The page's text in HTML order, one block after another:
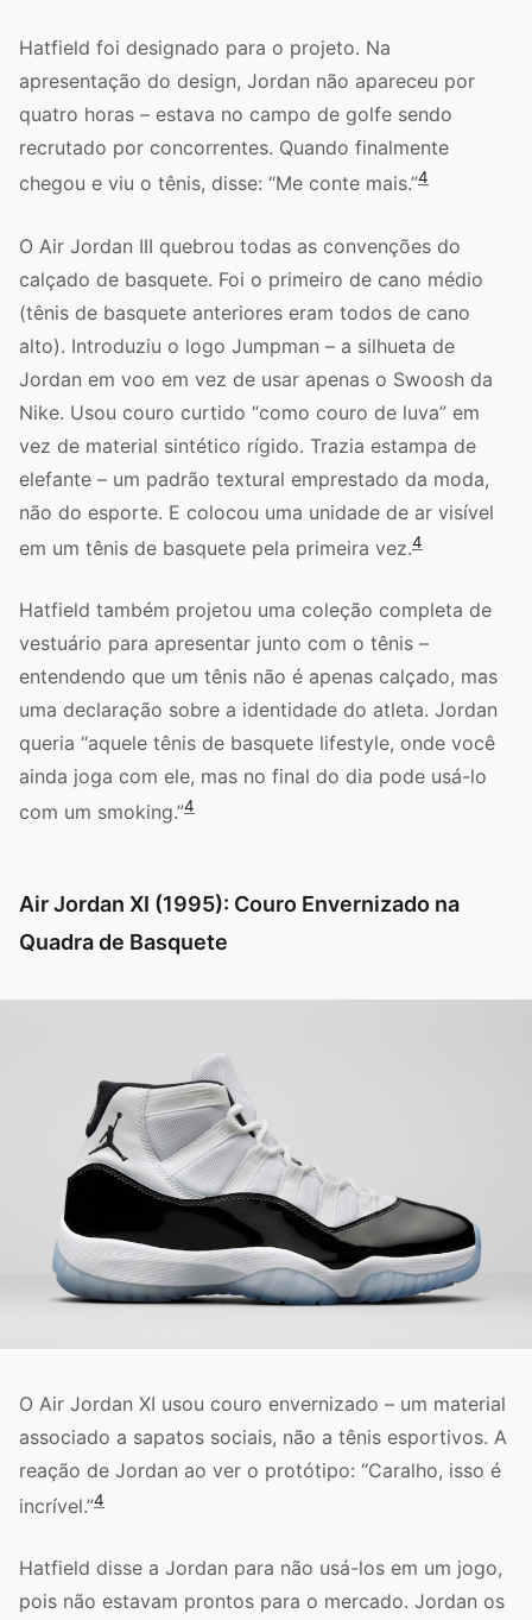
Hatfield foi designado para o projeto. Na
apresentação do design, Jordan não apareceu por
quatro horas – estava no campo de golfe sendo
recrutado por concorrentes. Quando finalmente
chegou e viu o tênis, disse: “Me conte mais.”4
O Air Jordan III quebrou todas as convenções do
calçado de basquete. Foi o primeiro de cano médio
(tênis de basquete anteriores eram todos de cano
alto). Introduziu o logo Jumpman – a silhueta de
Jordan em voo em vez de usar apenas o Swoosh da
Nike. Usou couro curtido “como couro de luva” em
vez de material sintético rígido. Trazia estampa de
elefante – um padrão textural emprestado da moda,
não do esporte. E colocou uma unidade de ar visível
em um tênis de basquete pela primeira vez.4
Hatfield também projetou uma coleção completa de
vestuário para apresentar junto com o tênis –
entendendo que um tênis não é apenas calçado, mas
uma declaração sobre a identidade do atleta. Jordan
queria “aquele tênis de basquete lifestyle, onde você
ainda joga com ele, mas no final do dia pode usá-lo
com um smoking.”4
Air Jordan XI (1995): Couro Envernizado na
Quadra de Basquete
O Air Jordan XI usou couro envernizado – um material
associado a sapatos sociais, não a tênis esportivos. A
reação de Jordan ao ver o protótipo: “Caralho, isso é
incrível.”4
Hatfield disse a Jordan para não usá-los em um jogo,
pois não estavam prontos para o mercado. Jordan os